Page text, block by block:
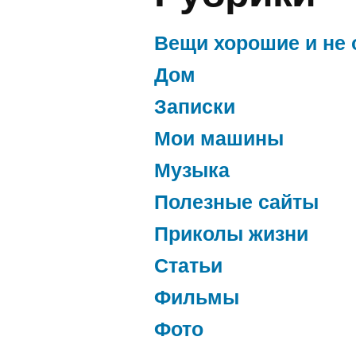
Вещи хорошие и не
Дом
Записки
Мои машины
Музыка
Полезные сайты
Приколы жизни
Статьи
Фильмы
Фото